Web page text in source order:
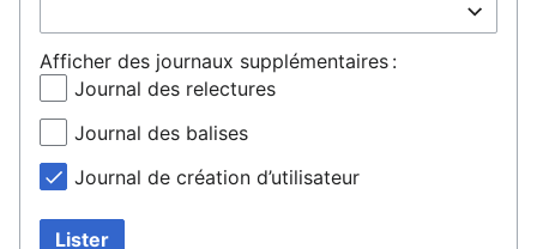
Afficher des journaux supplémentaires :
Journal des relectures
Journal des balises
Journal de création d’utilisateur
Lister